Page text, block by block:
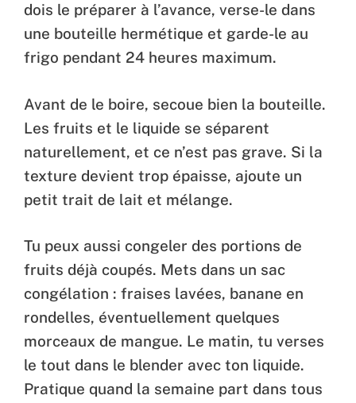
dois le préparer à l’avance, verse-le dans
une bouteille hermétique et garde-le au
frigo pendant 24 heures maximum.
Avant de le boire, secoue bien la bouteille.
Les fruits et le liquide se séparent
naturellement, et ce n’est pas grave. Si la
texture devient trop épaisse, ajoute un
petit trait de lait et mélange.
Tu peux aussi congeler des portions de
fruits déjà coupés. Mets dans un sac
congélation : fraises lavées, banane en
rondelles, éventuellement quelques
morceaux de mangue. Le matin, tu verses
le tout dans le blender avec ton liquide.
Pratique quand la semaine part dans tous